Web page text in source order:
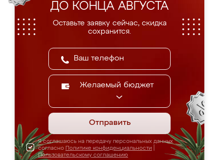
ДО КОНЦА АВГУСТА
Оставьте заявку сейчас, скидка
сохранится.
Желаемый бюджет
Отправить
Я соглашаюсь на передачу персональных данных
согласно Политике конфиденциальности
Пользовательскому соглашению